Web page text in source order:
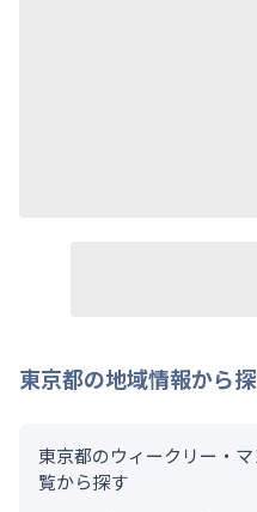
東京都の地域情報から
東京都のウィークリー・
覧から探す